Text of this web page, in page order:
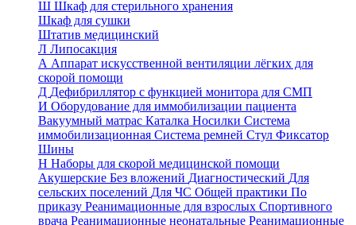
Ш Шкаф для стерильного хранения
Шкаф для сушки
Штатив медицинский
Л Липосакция
А Аппарат искусственной вентиляции лёгких для
скорой помощи
Д Дефибриллятор с функцией монитора для СМП
И Оборудование для иммобилизации пациента
Вакуумный матрас Каталка Носилки Система
иммобилизационная Система ремней Стул Фиксатор
Шины
Н Наборы для скорой медицинской помощи
Акушерские Без вложений Диагностический Для
сельских поселений Для ЧС Общей практики По
приказу Реанимационные для взрослых Спортивного
врача Реанимационные неонатальные Реанимационные